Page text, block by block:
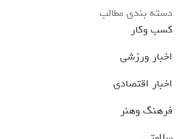
دسته بندی مطالب
کسب وکار
اخبار ورزشی
اخبار اقتصادی
فرهنگ وهنر